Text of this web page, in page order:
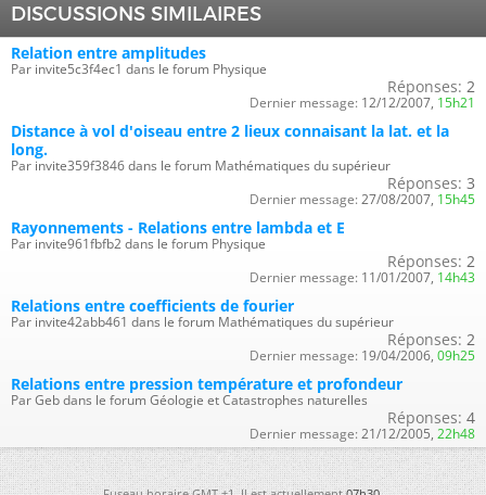
DISCUSSIONS SIMILAIRES
Relation entre amplitudes
Par invite5c3f4ec1 dans le forum Physique
Réponses: 2
Dernier message: 12/12/2007, 15h21
Distance à vol d'oiseau entre 2 lieux connaisant la lat. et la
long.
Par invite359f3846 dans le forum Mathématiques du supérieur
Réponses: 3
Dernier message: 27/08/2007, 15h45
Rayonnements - Relations entre lambda et E
Par invite961fbfb2 dans le forum Physique
Réponses: 2
Dernier message: 11/01/2007, 14h43
Relations entre coefficients de fourier
Par invite42abb461 dans le forum Mathématiques du supérieur
Réponses: 2
Dernier message: 19/04/2006, 09h25
Relations entre pression température et profondeur
Par Geb dans le forum Géologie et Catastrophes naturelles
Réponses: 4
Dernier message: 21/12/2005, 22h48